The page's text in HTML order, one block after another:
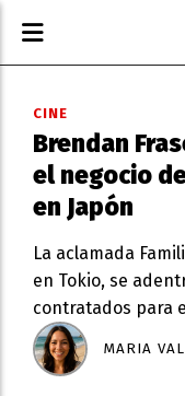
Brendan
el negocio
en Japón
La aclamada
en Tokio, se
contratados para
CINE
MARIA